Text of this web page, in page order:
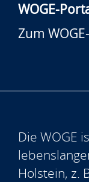
WOGE-
Zum
Die WOGE
Holstein, z.